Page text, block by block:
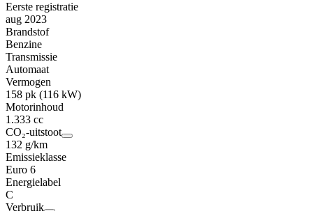
Eerste registratie
aug 2023
Brandstof
Benzine
Transmissie
Automaat
Vermogen
158 pk (116 kW)
Motorinhoud
1.333 cc
CO₂-uitstoot
132 g/km
Emissieklasse
Euro 6
Energielabel
C
Verbruik